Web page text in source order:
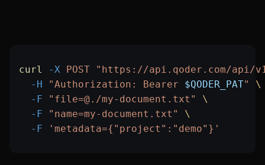
curl -X POST "https://api.qoder.com/api/
  -H
"Authorization: Bearer $QODER_PAT"
\
  -F
"file=@./my-document.txt"
\
  -F
"name=my-document.txt"
\
  -F
'metadata={"project":"demo"}'